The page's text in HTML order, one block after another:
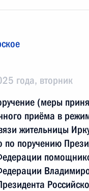
года, вторник
(меры
приёма в
жительницы
по поручению